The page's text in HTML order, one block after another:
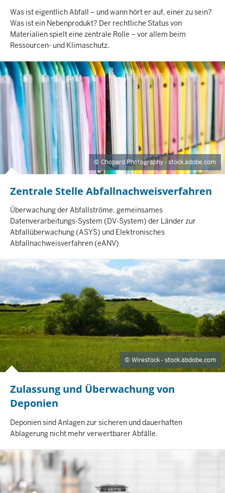
I
N
H
A
L
S
E
Was ist eigentlich Abfall – und wann hört er auf, einer zu sein?
Was ist ein Nebenprodukt? Der rechtliche Status von
Materialien spielt eine zentrale Rolle – vor allem beim
Ressourcen- und Klimaschutz.
Chopard Photography - stock.adobe.com
Zentrale Stelle Abfallnachweisverfahren
I
N
H
L
S
S
I
T
E
Überwachung der Abfallströme, gemeinsames
Datenverarbeitungs-System (DV-System) der Länder zur
Abfallüberwachung (ASYS) und Elektronisches
Abfallnachweisverfahren (eANV)
Wirestock - stock.abdobe.com
Zulassung und Überwachung von
Deponien
I
N
A
L
T
S
S
Deponien sind Anlagen zur sicheren und dauerhaften
Ablagerung nicht mehr verwertbarer Abfälle.